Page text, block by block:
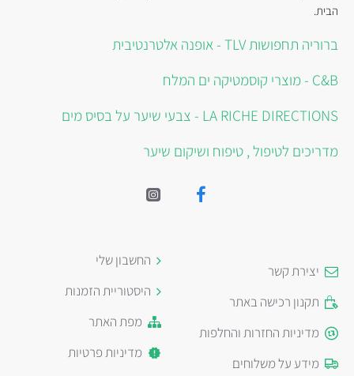
הבית.
ברוריה תחפושות TLV - אופנה אלטרנטיבית
C&B - מוצרי קוסמטיקה ים המלח
LA RICHE DIRECTIONS - צבעי שיער על בסיס מים
מדריכים לטיפול , טיפוח ושיקום שיער
יצירת קשר
תקנון רכישה באתר
מדיניות החזרות והחלפות
מידע על משלוחים
החשבון שלי
היסטוריית הזמנות
מפת האתר
מדיניות פרטיות